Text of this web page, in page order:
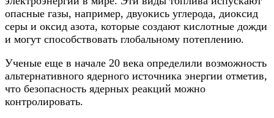
опасные газы, например, двуокись углерода, диоксид
серы и оксид азота, которые создают кислотные дожди
и могут способствовать глобальному потеплению.
Ученые еще в начале 20 века определили возможность
альтернативного ядерного источника энергии отметив,
что безопасность ядерных реакций можно
контролировать.